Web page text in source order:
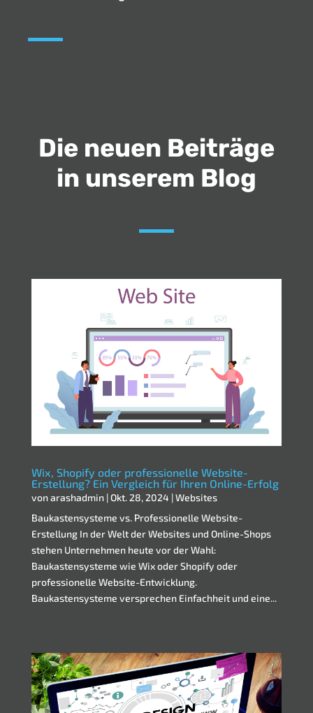
Die neuen Beiträge
in unserem Blog
Wix, Shopify oder professionelle Website-
Erstellung? Ein Vergleich für Ihren Online-Erfolg
vonarashadmin|Okt. 28, 2024 |Websites
Baukastensysteme vs. Professionelle Website-
Erstellung In der Welt der Websites und Online-Shops
stehen Unternehmen heute vor der Wahl:
Baukastensysteme wie Wix oder Shopify oder
professionelle Website-Entwicklung.
Baukastensysteme versprechen Einfachheit und eine...